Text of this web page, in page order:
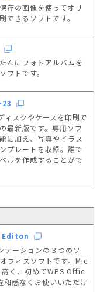
存の画像を使ってオリ
できるソフトです。
んにフォトアルバムを
フトです。
23
ィスクやケースを印刷で
最新版です。専用ソフ
に加え、写真やイラス
プレートを収録。誰で
ルを作成することがで
Editon
テーションの３つのソ
フィスソフトです。Mic
く、初めてWPS Offic
和感なくお使いいただけ